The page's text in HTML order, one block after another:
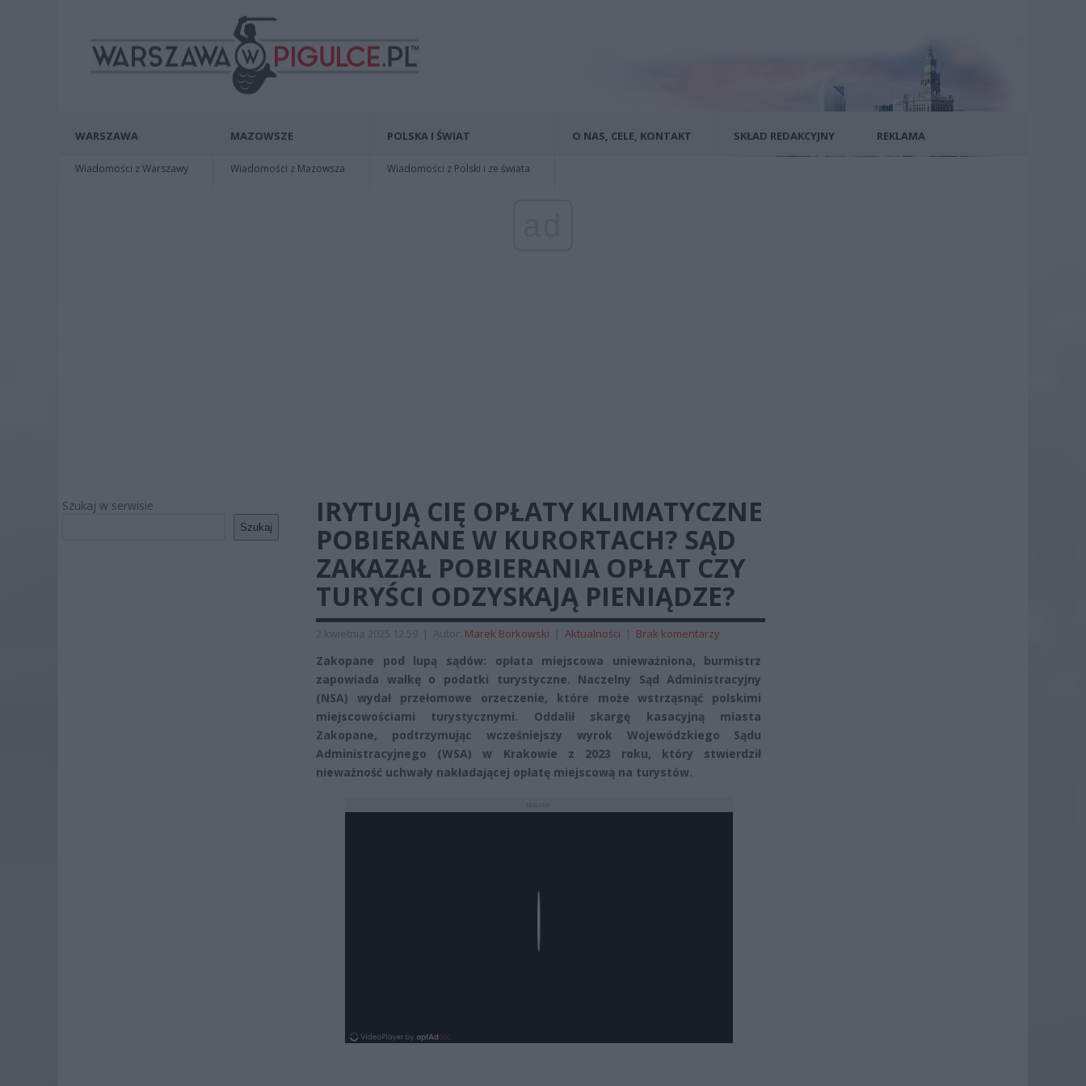
WARSZAWA
Wiadomości z Warszawy
MAZOWSZE
Wiadomości z Mazowsza
POLSKA I ŚWIAT
Wiadomości z Polski i ze świata
O NAS, CELE, KONTAKT SKŁAD REDAKCYJNY REKLAMA
Szukaj w serwisie
Szukaj
IRYTUJĄ CIĘ OPŁATY KLIMATYCZNE
POBIERANE W KURORTACH? SĄD
ZAKAZAŁ POBIERANIA OPŁAT CZY
TURYŚCI ODZYSKAJĄ PIENIĄDZE?
2 kwietnia 2025 12:59 | Autor: Marek Borkowski | Aktualności | Brak komentarzy
Zakopane pod lupą sądów: opłata miejscowa unieważniona, burmistrz
zapowiada walkę o podatki turystyczne. Naczelny Sąd Administracyjny
(NSA) wydał przełomowe orzeczenie, które może wstrząsnąć polskimi
miejscowościami turystycznymi. Oddalił skargę kasacyjną miasta
Zakopane, podtrzymując wcześniejszy wyrok Wojewódzkiego Sądu
Administracyjnego (WSA) w Krakowie z 2023 roku, który stwierdził
nieważność uchwały nakładającej opłatę miejscową na turystów.